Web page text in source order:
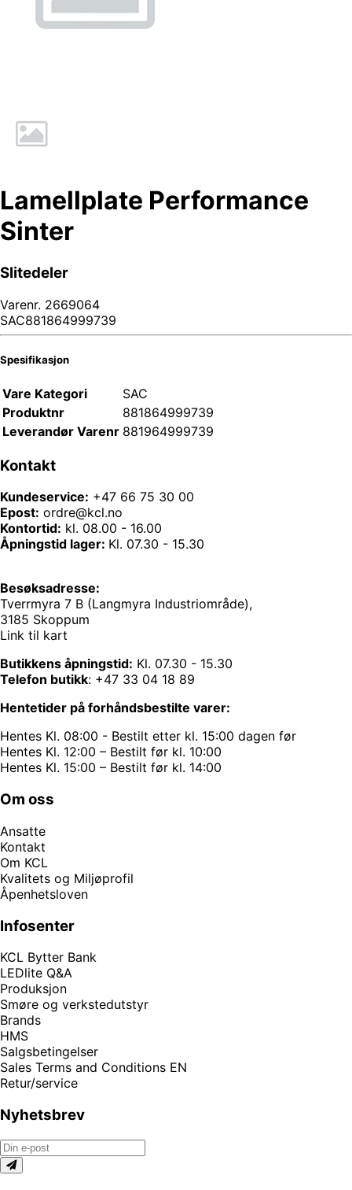
Lamellplate Performance
Sinter
Slitedeler
Varenr. 2669064
SAC881864999739
Spesifikasjon
Vare Kategori
SAC
Produktnr
881864999739
Leverandør Varenr 881964999739
Kontakt
Kundeservice: +47 66 75 30 00
Epost: ordre@kcl.no
Kontortid: kl. 08.00 - 16.00
Åpningstid lager: Kl. 07.30 - 15.30
Besøksadresse:
Tverrmyra 7 B (Langmyra Industriområde),
3185 Skoppum
Link til kart
Butikkens åpningstid: Kl. 07.30 - 15.30
Telefon butikk: +47 33 04 18 89
Hentetider på forhåndsbestilte varer:
Hentes Kl. 08:00 - Bestilt etter kl. 15:00 dagen før
Hentes Kl. 12:00 – Bestilt før kl. 10:00
Hentes Kl. 15:00 – Bestilt før kl. 14:00
Om oss
Ansatte
Kontakt
Om KCL
Kvalitets og Miljøprofil
Åpenhetsloven
Infosenter
KCL Bytter Bank
LEDlite Q&A
Produksjon
Smøre og verkstedutstyr
Brands
HMS
Salgsbetingelser
Sales Terms and Conditions EN
Retur/service
Nyhetsbrev